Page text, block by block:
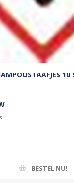
10
BESTEL NU!